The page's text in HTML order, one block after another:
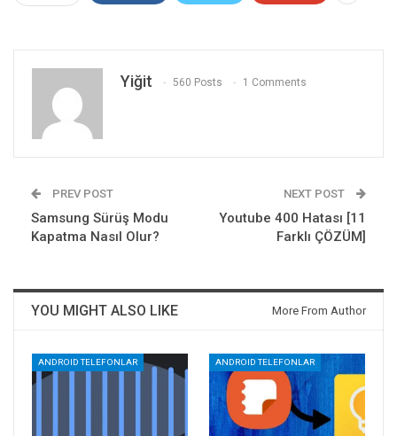
Yiğit 560 Posts 1 Comments
PREV POST
Samsung Sürüş Modu
Kapatma Nasıl Olur?
NEXT POST
Youtube 400 Hatası [11
Farklı ÇÖZÜM]
YOU MIGHT ALSO LIKE More From Author
ANDROID TELEFONLAR ANDROID TELEFONLAR